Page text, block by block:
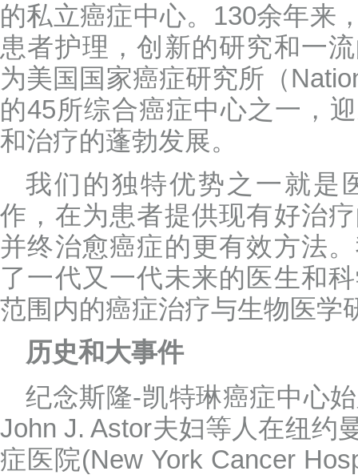
的私立癌症中心。130余年来
患者护理，创新的研究和一
为美国国家癌症研究所（
的45所综合癌症中心之一，
和治疗的蓬勃发展。
我们的独特优势之一就是
作，在为患者提供现有好治
并终治愈癌症的更有效方法
了一代又一代未来的医生和
范围内的癌症治疗与生物医学
历史和大事件
纪念斯隆-凯特琳癌症中心
John J. Astor夫妇等人在纽约
症医院(New York Cancer